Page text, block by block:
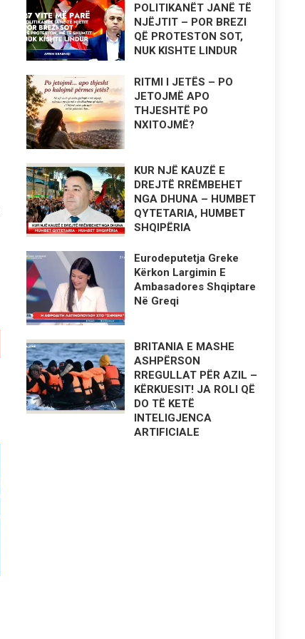
POLITIKANËT JANË TË
NJËJTIT – POR BREZI
QË PROTESTON SOT,
NUK KISHTE LINDUR
RITMI I JETËS – PO
JETOJMË APO
THJESHTË PO
NXITOJMË?
KUR NJË KAUZË E
DREJTË RRËMBEHET
NGA DHUNA – HUMBET
QYTETARIA, HUMBET
SHQIPËRIA
Eurodeputetja Greke
Kërkon Largimin E
Ambasadores Shqiptare
Në Greqi
BRITANIA E MASHE
ASHPËRSON
RREGULLAT PËR AZIL –
KËRKUESIT! JA ROLI QË
DO TË KETË
INTELIGJENCA
ARTIFICIALE